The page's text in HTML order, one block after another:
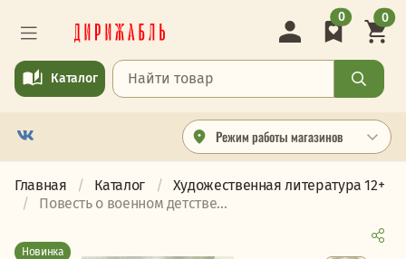
Режим работы магазинов
Каталог
0 0
Главная Каталог
Художественная литература 12+
Повесть о военном детстве...
Новинка